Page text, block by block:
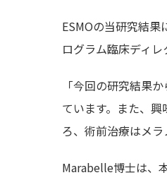
ESMOの当研究結
ログラム臨床ディ
「今回の研究結果
ています。また、
ろ、術前治療はメ
Marabelle博士は、